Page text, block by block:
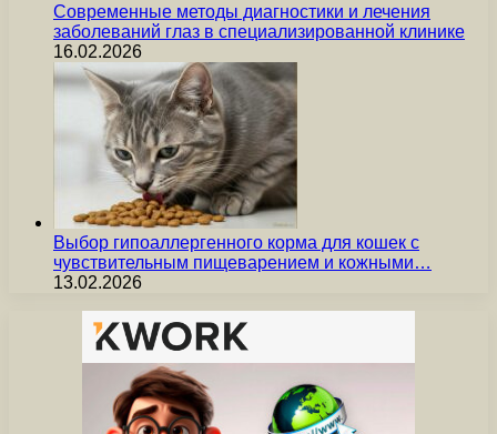
Современные методы диагностики и лечения
заболеваний глаз в специализированной клинике
16.02.2026
Выбор гипоаллергенного корма для кошек с
чувствительным пищеварением и кожными…
13.02.2026